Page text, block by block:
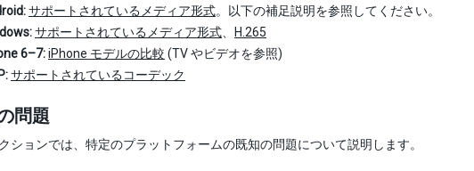
サポートされているメディア形式。以下の補足説明を参照してください。
サポートされているメディア形式
H.265
6–7:iPhone モデルの比較 (TV やビデオを参照)
サポートされているコーデック
問題
ションでは、特定のプラットフォームの既知の問題について説明します。